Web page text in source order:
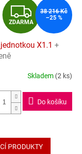
Z
D
A
R
M
A
ZDARMA
38 216 Kč
–25 %
X1.1 +
Skladem (2 ks)
Do košíku
PRODUKTY